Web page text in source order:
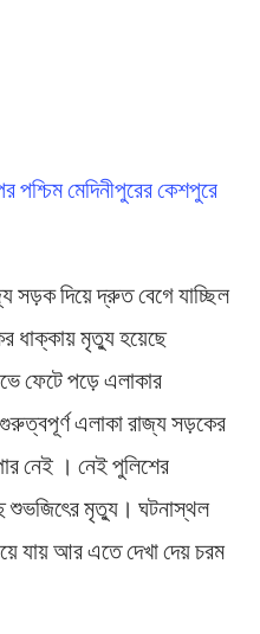
পশ্চিম মেদিনীপুরের কেশপুরে
সড়ক দিয়ে দ্রুত বেগে যাচ্ছিল
ধাক্কায় মৃত্যু হয়েছে
ফেটে পড়ে এলাকার
এলাকা রাজ্য সড়কের
নেই । নেই পুলিশের
শুভজিৎের মৃত্যু। ঘটনাস্থল
যায় আর এতে দেখা দেয় চরম